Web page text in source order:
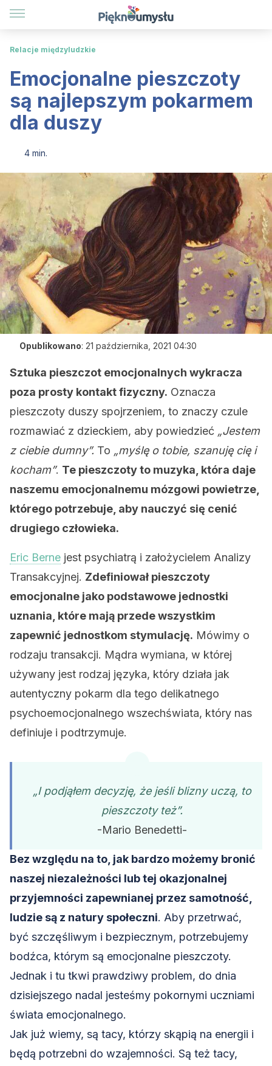
Relacje międzyludzkie
Emocjonalne pieszczoty
są najlepszym pokarmem
dla duszy
4 min.
Opublikowano: 21 października, 2021 04:30
Sztuka pieszczot emocjonalnych wykracza
poza prosty kontakt fizyczny. Oznacza
pieszczoty duszy spojrzeniem, to znaczy czule
rozmawiać z dzieckiem, aby powiedzieć „Jestem
z ciebie dumny”. To „myślę o tobie, szanuję cię i
kocham”. Te pieszczoty to muzyka, która daje
naszemu emocjonalnemu mózgowi powietrze,
którego potrzebuje, aby nauczyć się cenić
drugiego człowieka.
Eric Berne jest psychiatrą i założycielem Analizy
Transakcyjnej. Zdefiniował pieszczoty
emocjonalne jako podstawowe jednostki
uznania, które mają przede wszystkim
zapewnić jednostkom stymulację. Mówimy o
rodzaju transakcji. Mądra wymiana, w której
używany jest rodzaj języka, który działa jak
autentyczny pokarm dla tego delikatnego
psychoemocjonalnego wszechświata, który nas
definiuje i podtrzymuje.
„I podjąłem decyzję, że jeśli blizny uczą, to
pieszczoty też”.
-Mario Benedetti-
Bez względu na to, jak bardzo możemy bronić
naszej niezależności lub tej okazjonalnej
przyjemności zapewnianej przez samotność,
ludzie są z natury społeczni. Aby przetrwać,
być szczęśliwym i bezpiecznym, potrzebujemy
bodźca, którym są emocjonalne pieszczoty.
Jednak i tu tkwi prawdziwy problem, do dnia
dzisiejszego nadal jesteśmy pokornymi uczniami
świata emocjonalnego.
Jak już wiemy, są tacy, którzy skąpią na energii i
będą potrzebni do wzajemności. Są też tacy,